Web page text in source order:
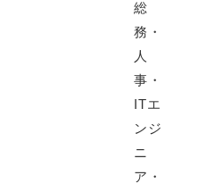
総
務・
人
事・
ITエ
ンジ
ニ
ア・